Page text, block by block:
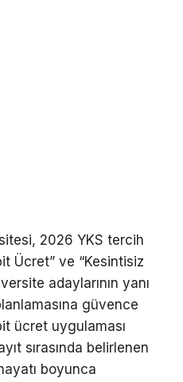
2026 YKS tercih
Ücret” ve “Kesintisiz
adaylarının yanı
güvence
ücret uygulaması
sırasında belirlenen
boyunca